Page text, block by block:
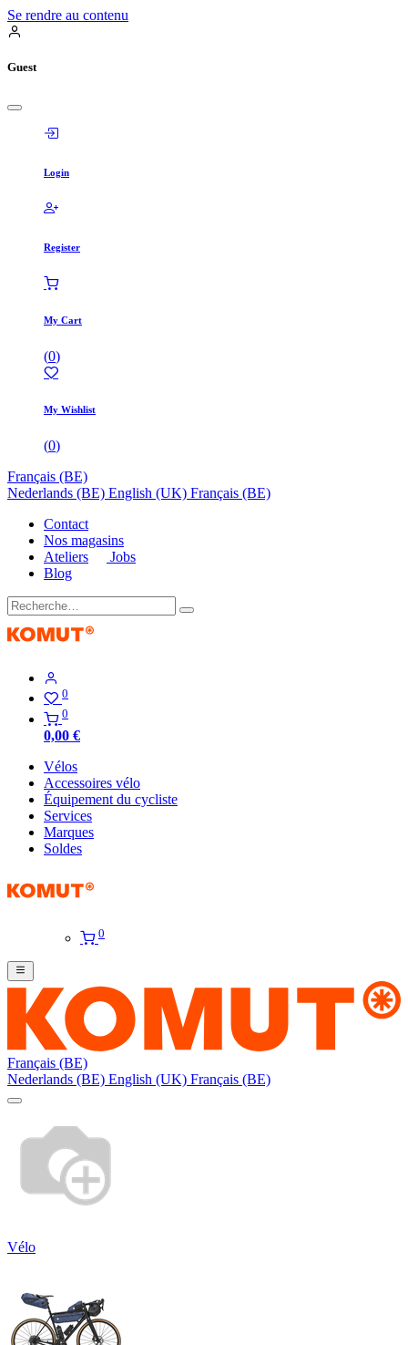
Se rendre au contenu
Guest
Login
Register
My Cart
(0)
My Wishlist
(0)
Français (BE)
Nederlands (BE) English (UK) Français (BE)
Contact
Nos magasins
Ateliers
Jobs
Blog
0
0
0,00 €
Vélos
Accessoires vélo
Équipement du cycliste
Services
Marques
Soldes
0
Français (BE)
Nederlands (BE) English (UK) Français (BE)
Vélo